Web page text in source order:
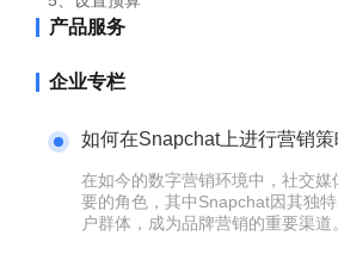
产品服务
企业专栏
如何在Snapchat上进行营销策
在如今的数字营销环境中，社交
要的角色，其中Snapchat因其独
户群体，成为品牌营销的重要渠道。